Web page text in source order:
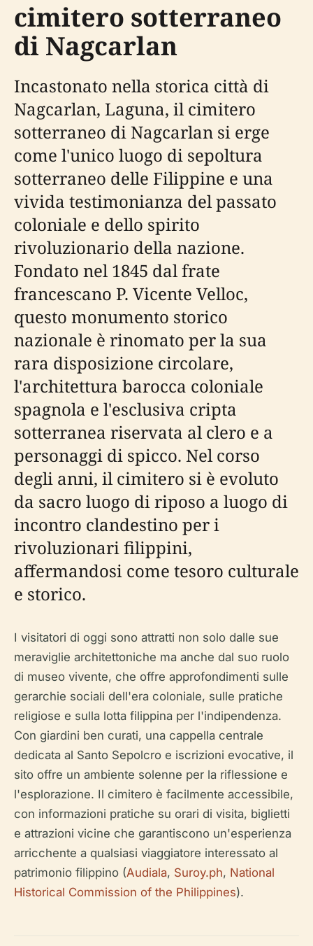
cimitero sotterraneo
di Nagcarlan
Incastonato nella storica città di
Nagcarlan, Laguna, il cimitero
sotterraneo di Nagcarlan si erge
come l'unico luogo di sepoltura
sotterraneo delle Filippine e una
vivida testimonianza del passato
coloniale e dello spirito
rivoluzionario della nazione.
Fondato nel 1845 dal frate
francescano P. Vicente Velloc,
questo monumento storico
nazionale è rinomato per la sua
rara disposizione circolare,
l'architettura barocca coloniale
spagnola e l'esclusiva cripta
sotterranea riservata al clero e a
personaggi di spicco. Nel corso
degli anni, il cimitero si è evoluto
da sacro luogo di riposo a luogo di
incontro clandestino per i
rivoluzionari filippini,
affermandosi come tesoro culturale
e storico.
I visitatori di oggi sono attratti non solo dalle sue
meraviglie architettoniche ma anche dal suo ruolo
di museo vivente, che offre approfondimenti sulle
gerarchie sociali dell'era coloniale, sulle pratiche
religiose e sulla lotta filippina per l'indipendenza.
Con giardini ben curati, una cappella centrale
dedicata al Santo Sepolcro e iscrizioni evocative, il
sito offre un ambiente solenne per la riflessione e
l'esplorazione. Il cimitero è facilmente accessibile,
con informazioni pratiche su orari di visita, biglietti
e attrazioni vicine che garantiscono un'esperienza
arricchente a qualsiasi viaggiatore interessato al
patrimonio filippino (Audiala, Suroy.ph, National
Historical Commission of the Philippines).